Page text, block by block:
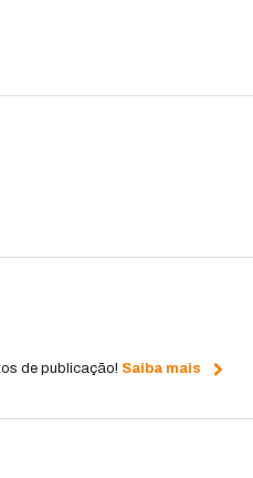
de publicação! Saiba mais